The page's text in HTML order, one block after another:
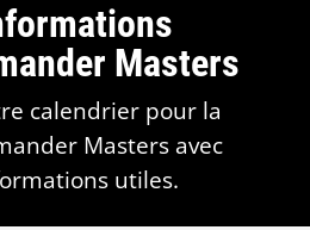
Masters
calendrier pour la
Masters avec
utiles.